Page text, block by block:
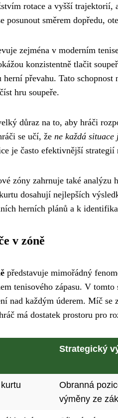
rotace a vyšší
posunout směrem dopředu,
zejména v moderním
konzistentně tlačit
převahu. Tato
hru soupeře.
důraz na to, aby hráči
se učí, že ne každá
je často efektivnější
zóny zahrnuje také
dosahují nejlepších
herních plánů a k
v zóně
představuje mimořádný
tenisového zápasu. V
nad každým úderem. Míč
má dostatek prostoru pro
Strategický
Obranná
výměny ze